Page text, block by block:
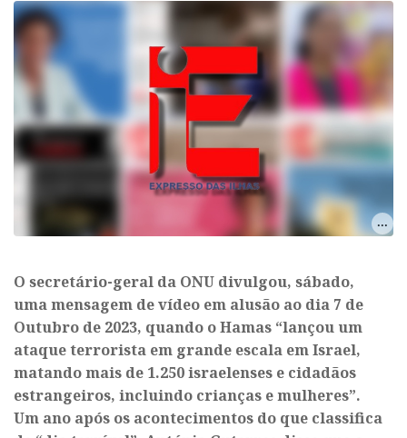
O secretário-geral da ONU divulgou, sábado,
uma mensagem de vídeo em alusão ao dia 7 de
Outubro de 2023, quando o Hamas “lançou um
ataque terrorista em grande escala em Israel,
matando mais de 1.250 israelenses e cidadãos
estrangeiros, incluindo crianças e mulheres”.
Um ano após os acontecimentos do que classifica